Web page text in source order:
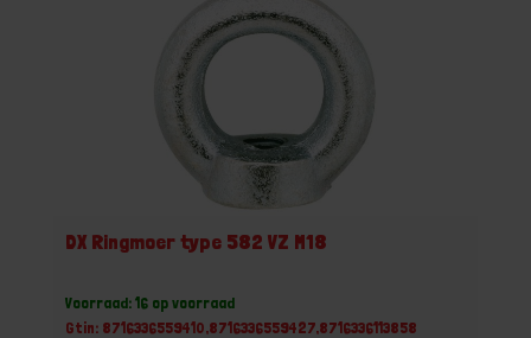
DX Ringmoer type 582 VZ M18
Voorraad: 16 op voorraad
Gtin: 8716336559410,8716336559427,8716336113858